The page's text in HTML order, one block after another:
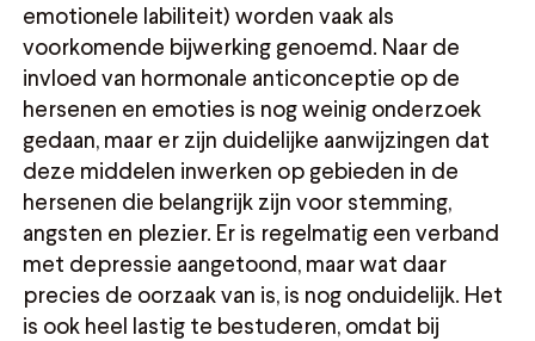
emotionele labiliteit) worden vaak als
voorkomende bijwerking genoemd. Naar de
invloed van hormonale anticonceptie op de
hersenen en emoties is nog weinig onderzoek
gedaan, maar er zijn duidelijke aanwijzingen dat
deze middelen inwerken op gebieden in de
hersenen die belangrijk zijn voor stemming,
angsten en plezier. Er is regelmatig een verband
met depressie aangetoond, maar wat daar
precies de oorzaak van is, is nog onduidelijk. Het
is ook heel lastig te bestuderen, omdat bij